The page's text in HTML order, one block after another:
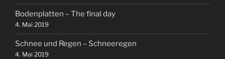
Bodenplatten – The final day
4. Mai 2019
Schnee und Regen – Schneeregen
4. Mai 2019